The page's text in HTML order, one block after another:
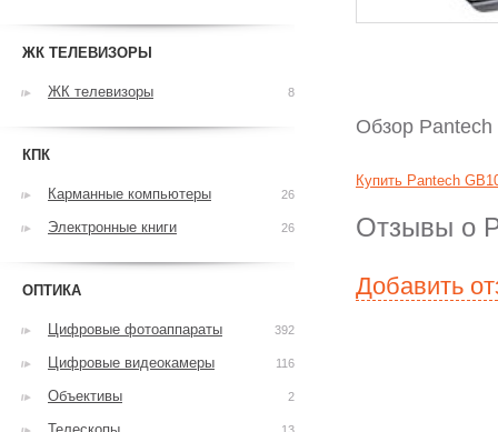
Обзор Pantech
Купить Pantech
Отзывы о
Добавить
ЖК ТЕЛЕВИЗОРЫ
ЖК телевизоры 8
КПК
Карманные компьютеры 26
Электронные книги 26
ОПТИКА
Цифровые фотоаппараты 392
Цифровые видеокамеры 116
Объективы 2